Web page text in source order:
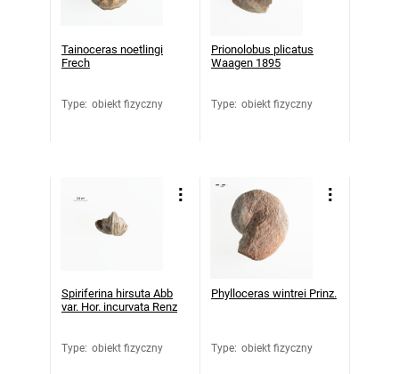
Tainoceras noetlingi
Frech
Type: obiekt fizyczny
Prionolobus plicatus
Waagen 1895
Type: obiekt fizyczny
Spiriferina hirsuta Abb
var. Hor. incurvata Renz
Type: obiekt fizyczny
Phylloceras wintrei Prinz.
Type: obiekt fizyczny